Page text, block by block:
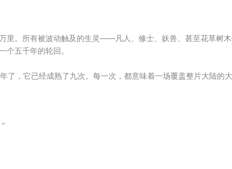
里。所有被波动触及的生灵——凡人、修士、妖兽、甚至花草
个五千年的轮回。
了，它已经成熟了九次。每一次，都意味着一场覆盖整片大陆的